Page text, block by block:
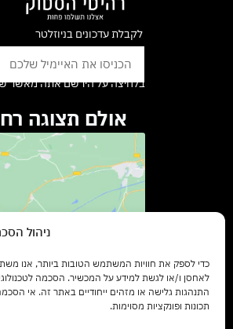
ניהול
לאחסן ו/או לגשת למידע על המכשיר. הסכמה
התנהגות גלישה או מזהים ייחודיים באתר זה. אי
תכונות ופונקציות מסוימות.
לקבלת עדכונים בניוזלטר
בלחיצה על הירשם אתה מאשר
אולם תצוגה רחוב
and